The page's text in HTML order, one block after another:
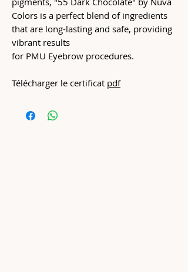
Colors is a perfect blend of ingredients
that are long-lasting and safe, providing
vibrant results
for PMU Eyebrow procedures.
Télécharger le certificat pdf